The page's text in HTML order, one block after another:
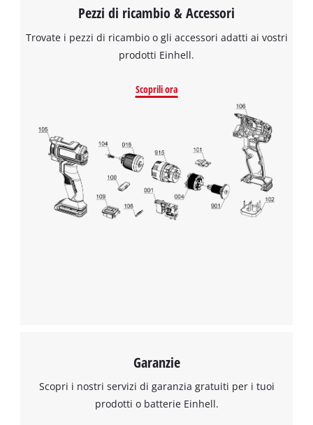
Pezzi di ricambio & Accessori
Trovate i pezzi di ricambio o gli accessori adatti ai vostri
prodotti Einhell.
Scoprili ora
Garanzie
Scopri i nostri servizi di garanzia gratuiti per i tuoi
prodotti o batterie Einhell.